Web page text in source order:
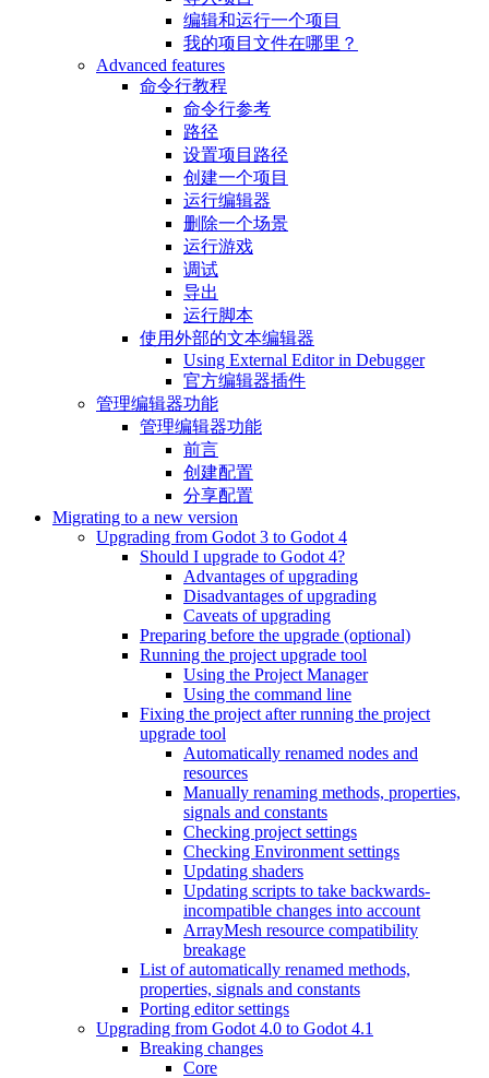
编辑和运行一个项目
我的项目文件在哪里？
Advanced features
命令行教程
命令行参考
路径
设置项目路径
创建一个项目
运行编辑器
删除一个场景
运行游戏
调试
导出
运行脚本
使用外部的文本编辑器
Using External Editor in Debugger
官方编辑器插件
管理编辑器功能
管理编辑器功能
前言
创建配置
分享配置
Migrating to a new version
Upgrading from Godot 3 to Godot 4
Should I upgrade to Godot 4?
Advantages of upgrading
Disadvantages of upgrading
Caveats of upgrading
Preparing before the upgrade (optional)
Running the project upgrade tool
Using the Project Manager
Using the command line
Fixing the project after running the project
upgrade tool
Automatically renamed nodes and
resources
Manually renaming methods, properties,
signals and constants
Checking project settings
Checking Environment settings
Updating shaders
Updating scripts to take backwards-
incompatible changes into account
ArrayMesh resource compatibility
breakage
List of automatically renamed methods,
properties, signals and constants
Porting editor settings
Upgrading from Godot 4.0 to Godot 4.1
Breaking changes
Core